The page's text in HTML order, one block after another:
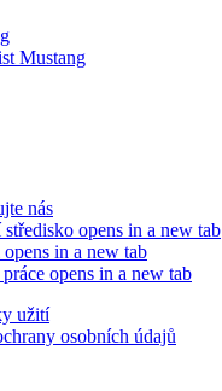
Mustang
nás
opens in a new tab
opens in a new tab
opens in a new tab
užití
osobních údajů